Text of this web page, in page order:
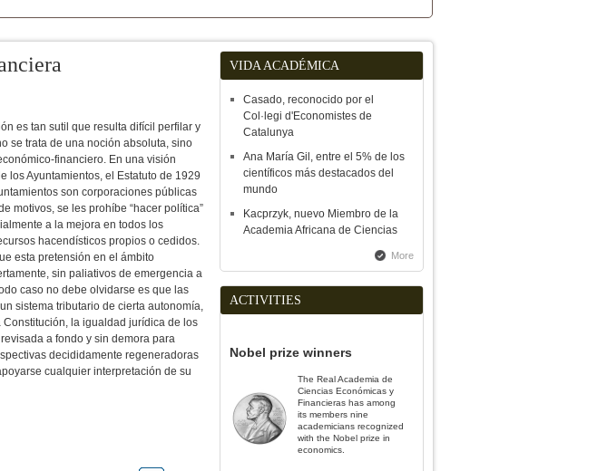
es tan sutil que resulta difícil perfilar y
se trata de una noción absoluta, sino
financiero. En una visión
los Ayuntamientos, el Estatuto de 1929
son corporaciones públicas
motivos, se les prohíbe “hacer política”
a la mejora en todos los
hacendísticos propios o cedidos.
esta pretensión en el ámbito
sin paliativos de emergencia a
caso no debe olvidarse es que las
sistema tributario de cierta autonomía,
la igualdad jurídica de los
a fondo y sin demora para
decididamente regeneradoras
cualquier interpretación de su
VIDA ACADÉMICA
Casado, reconocido por el
Col·legi d'Economistes de
Catalunya
Ana María Gil, entre el 5% de los
científicos más destacados del
mundo
Kacprzyk, nuevo Miembro de la
Academia Africana de Ciencias
More
ACTIVITIES
Nobel prize winners
The Real Academia de
Ciencias Económicas y
Financieras has among
its members nine
academicians recognized
with the Nobel prize in
economics.